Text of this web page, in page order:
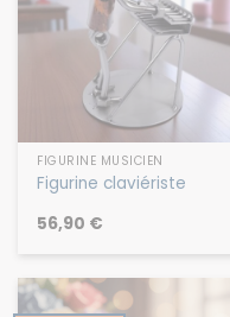
FIGURINE MUSICIEN
Figurine claviériste
56,90 €